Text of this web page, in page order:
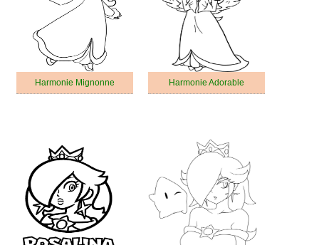
Harmonie Mignonne Harmonie Adorable